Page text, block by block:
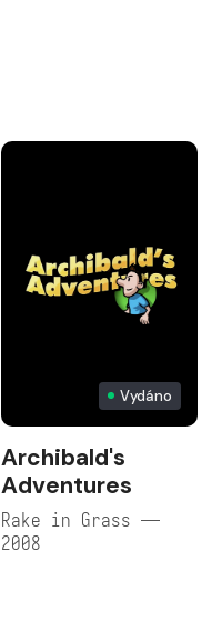
Vydáno
Archibald's
Adventures
Rake in Grass —
2008